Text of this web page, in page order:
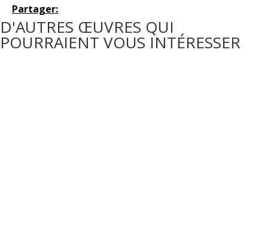
Partager:
D'AUTRES ŒUVRES QUI
POURRAIENT VOUS INTÉRESSER